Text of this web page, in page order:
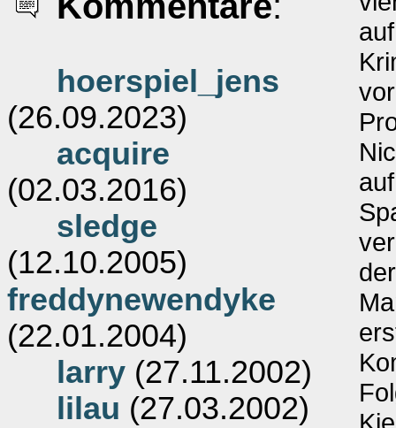
hoerspiel_jens
(26.09.2023)
acquire
(02.03.2016)
sledge
(12.10.2005)
freddynewendyke
(22.01.2004)
larry (27.11.2002)
lilau (27.03.2002)